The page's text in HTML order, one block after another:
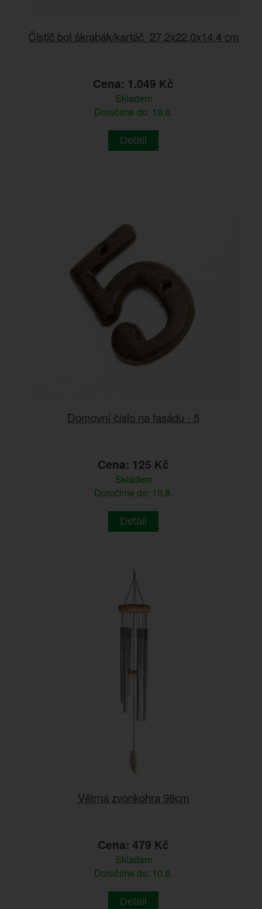
Čistič bot škrabák/kartáč 27,2x22,0x14,4 cm
Cena: 1.049 Kč
Skladem
Doručíme do: 10.8.
Detail
Domovní číslo na fasádu - 5
Cena: 125 Kč
Skladem
Doručíme do: 10.8.
Detail
Větrná zvonkohra 98cm
Cena: 479 Kč
Skladem
Doručíme do: 10.8.
Detail